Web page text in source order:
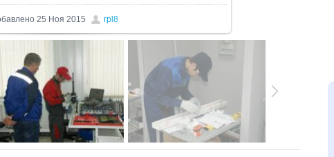
25 Ноя 2015 rpl8